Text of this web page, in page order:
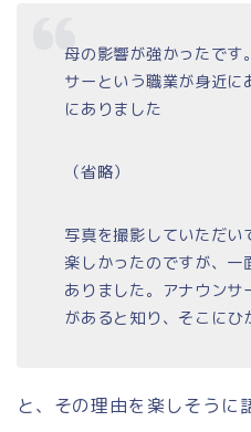
母の影響が強かったで
サーという職業が身近に
にありました
（省略）
写真を撮影していただい
楽しかったのですが、
ありました。 アナウンサ
があると知り、そこにひ
と、その理由を楽しそうに